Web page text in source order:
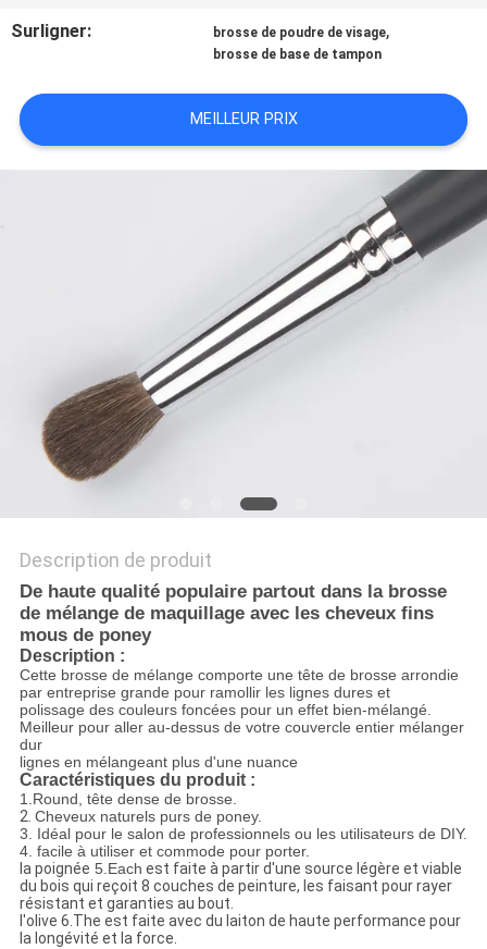
PRIVACY
Surligner:
brosse de poudre de visage,
brosse de base de tampon
MEILLEUR PRIX
Description de produit
De haute qualité populaire partout dans la brosse
de mélange de maquillage avec les cheveux fins
mous de poney
Description :
Cette brosse de mélange comporte une tête de brosse arrondie
par entreprise grande pour ramollir les lignes dures et
polissage des couleurs foncées pour un effet bien-mélangé.
Meilleur pour aller au-dessus de votre couvercle entier mélanger
dur
lignes en mélangeant plus d'une nuance
Caractéristiques du produit :
1.Round, tête dense de brosse.
2. Cheveux naturels purs de poney.
3. Idéal pour le salon de professionnels ou les utilisateurs de DIY.
4. facile à utiliser et commode pour porter.
la poignée 5.Each est faite à partir d'une source légère et viable
du bois qui reçoit 8 couches de peinture, les faisant pour rayer
résistant et garanties au bout.
l'olive 6.The est faite avec du laiton de haute performance pour
la longévité et la force.